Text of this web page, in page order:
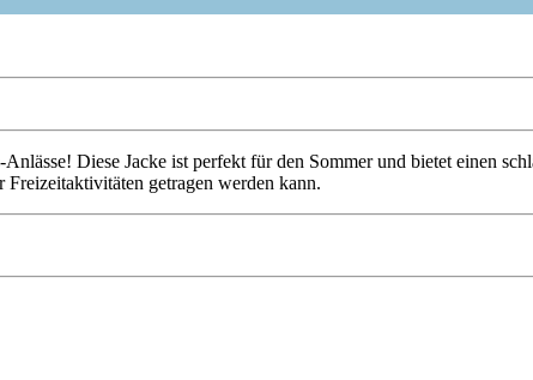
Diese Jacke ist perfekt für den Sommer und bietet einen
getragen werden kann.